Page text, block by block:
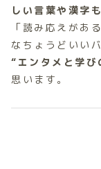
しい言葉や漢字
「読み応えがあ
なちょうどいい
“エンタメと学び
思います。